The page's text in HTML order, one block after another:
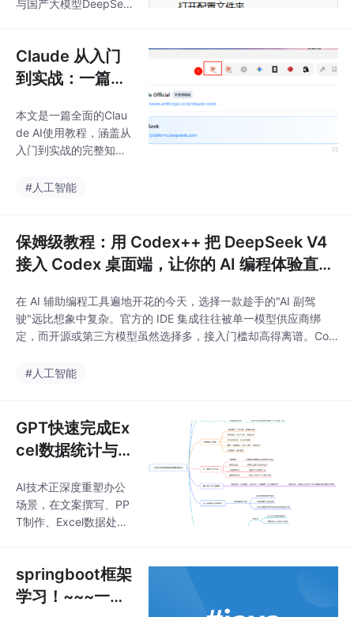
调侧重输出优化，提示
方法，并根据业务场景
权衡成本与效果，如客
与国产大模型DeepSee
造高性价比的AI编程助
手方案。文章分为背景
介绍、准备工作、安装
配置、进阶技巧和问题
排查五个部分，重点阐
述了DeepSeek V4在中
文能力、代码质量和成
供了从注册API Key到最
er这一轻量级代理工具
Claude 从入门
到实战：一篇真
程
本文是一篇全面的Clau
de AI使用教程，涵盖从
入门到实战的完整知识
Claude模型家族发展历
比，指导用户根据需求
选择合适版本。 三种使
用方式：官方渠道注
用，以及多终端接入方
案。 核心功能详解：包
括长文本处理、代码能
和多模态理解等特色功
#人工智能
保姆级教程：用 Codex++ 把 DeepSeek V4
接入 Codex 桌面端，让你的 AI 编程体验直接
在 AI 辅助编程工具遍地开花的今天，选择一款趁手的"AI 副驾
驶"远比想象中复杂。官方的 IDE 集成往往被单一模型供应商绑
定，而开源或第三方模型虽然选择多，接入门槛却高得离谱。Cod
hatGPT 模型。但很多国内开发者更想用DeepSeek V4 在代码生
#人工智能
GPT快速完成Ex
cel数据统计与P
AI技术正深度重塑办公
场景，在文案撰写、PP
T制作、Excel数据处理
Gamma、WPSAI等可
提升5-10倍工作效率，
实现智能搜索、自动报
springboot框架
学习！~~~一篇